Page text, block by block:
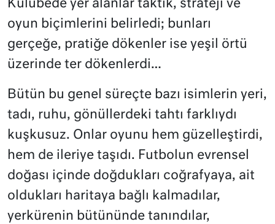
Kulübede yer alanlar taktik, strateji ve
oyun biçimlerini belirledi; bunları
gerçeğe, pratiğe dökenler ise yeşil örtü
üzerinde ter dökenlerdi…
Bütün bu genel süreçte bazı isimlerin yeri,
tadı, ruhu, gönüllerdeki tahtı farklıydı
kuşkusuz. Onlar oyunu hem güzelleştirdi,
hem de ileriye taşıdı. Futbolun evrensel
doğası içinde doğdukları coğrafyaya, ait
oldukları haritaya bağlı kalmadılar,
yerkürenin bütününde tanındılar,